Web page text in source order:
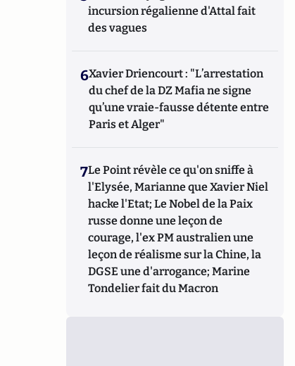
incursion régalienne d'Attal fait
des vagues
6Xavier Driencourt : "L’arrestation
du chef de la DZ Mafia ne signe
qu’une vraie-fausse détente entre
Paris et Alger"
7Le Point révèle ce qu'on sniffe à
l'Elysée, Marianne que Xavier Niel
hacke l'Etat; Le Nobel de la Paix
russe donne une leçon de
courage, l'ex PM australien une
leçon de réalisme sur la Chine, la
DGSE une d'arrogance; Marine
Tondelier fait du Macron